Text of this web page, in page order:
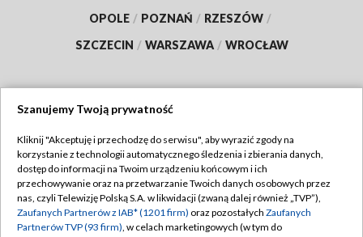
OPOLE / POZNAŃ / RZESZÓW /
SZCZECIN / WARSZAWA / WROCŁAW
TVP
Abonament TVP
Emisja w TVP
Regulamin TVP
Polityka prywatności
Szanujemy Twoją prywatność
Kliknij "Akceptuję i przechodzę do serwisu", aby wyrazić zgody na
korzystanie z technologii automatycznego śledzenia i zbierania danych,
dostęp do informacji na Twoim urządzeniu końcowym i ich
przechowywanie oraz na przetwarzanie Twoich danych osobowych przez
nas, czyli Telewizję Polską S.A. w likwidacji (zwaną dalej również „TVP”),
Zaufanych Partnerów z IAB* (1201 firm) oraz pozostałych Zaufanych
Partnerów TVP (93 firm), w celach marketingowych (w tym do